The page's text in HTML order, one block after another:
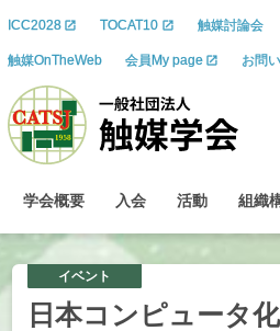
ICC2028 TOCAT10 触媒討論会
触媒OnTheWeb 会員My page お問
学会概要 入会 活動 組織
イベント
日本コンピュータ